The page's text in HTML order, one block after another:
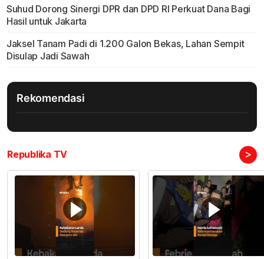
Suhud Dorong Sinergi DPR dan DPD RI Perkuat Dana Bagi
Hasil untuk Jakarta
Jaksel Tanam Padi di 1.200 Galon Bekas, Lahan Sempit
Disulap Jadi Sawah
Rekomendasi
Republika TV >